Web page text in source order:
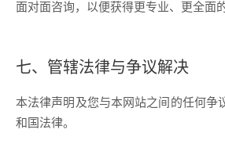
面对面咨询，以便获得更专业、更全面
七、管辖法律与争议解决
本法律声明及您与本网站之间的任何争
和国法律。